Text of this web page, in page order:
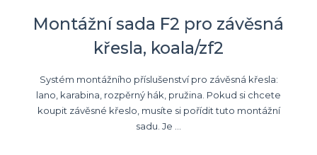
Montážní sada F2 pro závěsná
křesla, koala/zf2
Systém montážního příslušenství pro závěsná křesla:
lano, karabina, rozpěrný hák, pružina. Pokud si chcete
koupit závěsné křeslo, musíte si pořídit tuto montážní
sadu. Je ...